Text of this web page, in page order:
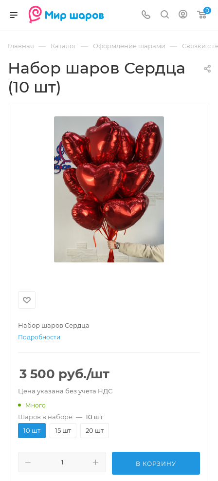
0
Главная — Каталог — Оформление шарами — Связки с
Набор шаров Сердца
(10 шт)
Набор шаров Сердца
Подробности
3 500 руб./шт
Цена указана без учета НДС
Много
Шаров в наборе — 10 шт
10 шт
15 шт 20 шт
В КОРЗИНУ